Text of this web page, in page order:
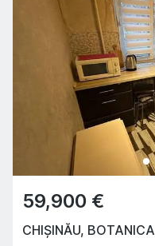
59,900 €
CHIȘINĂU, BOTANICA